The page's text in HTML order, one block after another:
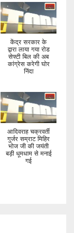
केंद्र सरकार के
द्वारा लाया गया रोड
सेफ्टी बिल की अब
कांग्रेस करेगी घोर
निंदा
आदिवराह चक्रवर्ती
गुर्जर सम्राट मिहिर
भोज जी की जयंती
बड़ी धूमधाम से मनाई
गई